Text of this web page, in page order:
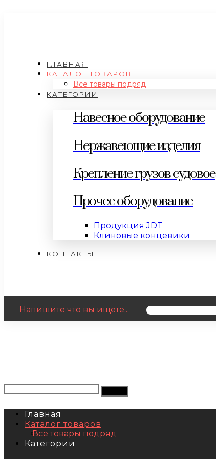
ГЛАВНАЯ
КАТАЛОГ ТОВАРОВ
Все товары подряд
КАТЕГОРИИ
Навесное оборудование
Нержавеющие изделия
Крепление грузов судовое
Прочее оборудование
Продукция JDT
Клиновые концевики
КОНТАКТЫ
Напишите что вы ищете...
Главная
Каталог товаров
Все товары подряд
Категории